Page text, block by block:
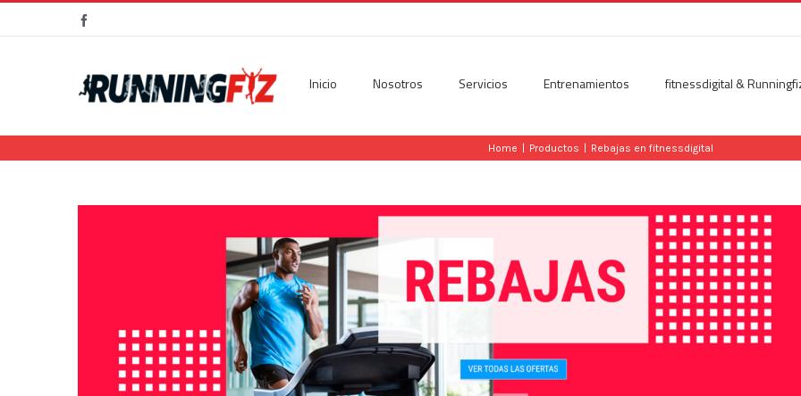
Inicio Nosotros Servicios Entrenamientos fitnessdigital &
Home | Productos | Rebajas en fitnessdigital